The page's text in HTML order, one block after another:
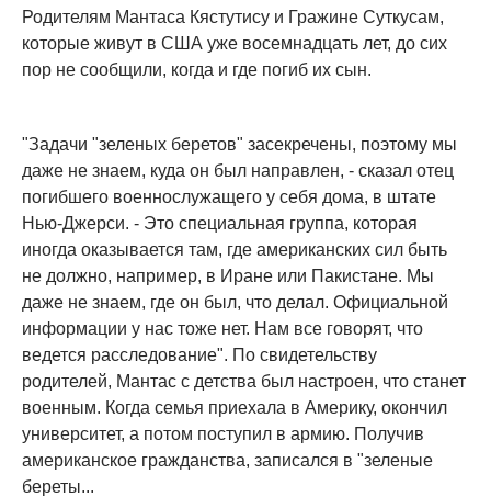
Родителям Мантаса Кястутису и Гражине Суткусам,
которые живут в США уже восемнадцать лет, до сих
пор не сообщили, когда и где погиб их сын.
"Задачи "зеленых беретов" засекречены, поэтому мы
даже не знаем, куда он был направлен, - сказал отец
погибшего военнослужащего у себя дома, в штате
Нью-Джерси. - Это специальная группа, которая
иногда оказывается там, где американских сил быть
не должно, например, в Иране или Пакистане. Мы
даже не знаем, где он был, что делал. Официальной
информации у нас тоже нет. Нам все говорят, что
ведется расследование". По свидетельству
родителей, Мантас с детства был настроен, что станет
военным. Когда семья приехала в Америку, окончил
университет, а потом поступил в армию. Получив
американское гражданства, записался в "зеленые
береты...